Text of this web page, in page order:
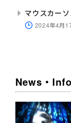
マウスカー
2024年4月
News・